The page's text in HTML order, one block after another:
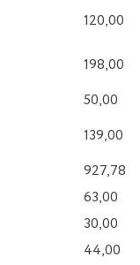
120,00
198,00
50,00
139,00
927,78
63,00
30,00
44,00